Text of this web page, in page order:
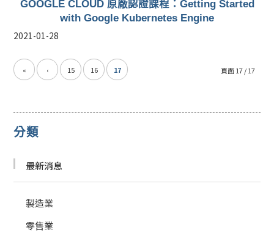
GOOGLE CLOUD 原廠認證課程：​Getting Started
with Google Kubernetes Engine
2021-01-28
頁面 17 / 17
« ‹ 15 16 17
分類
最新消息
製造業
零售業